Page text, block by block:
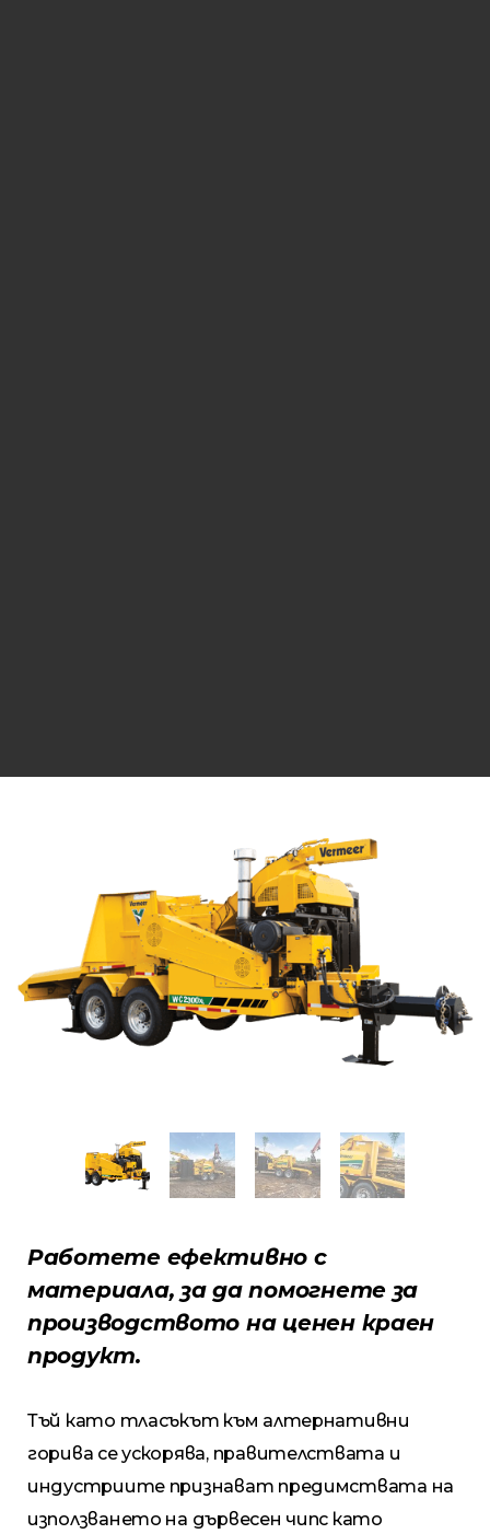
Работете ефективно с
материала, за да помогнете за
производството на ценен краен
продукт.
Тъй като тласъкът към алтернативни
горива се ускорява, правителствата и
индустриите признават предимствата на
използването на дървесен чипс като